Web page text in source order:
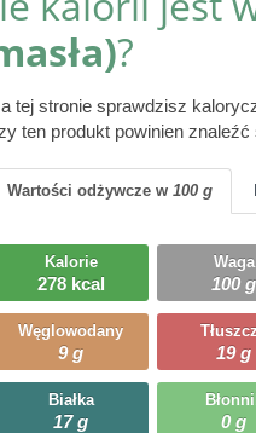
Wczytywanie
Wczytywanie
Wczytywanie
Produkty gotowe
Wczytywanie
Przyprawy i dodatki
Ryby i owoce morza
Wczytywanie
Słodycze, desery,
Wczytywanie
Warzywa
Wczytywanie
Wegetariańskie
?
tej stronie sprawdzisz
ten produkt powinien
Wartości odżywcze w 100 g
Kalorie
278 kcal
Waga
100 g
Węglowodany
9 g 19 g
Białka
17 g 0 g